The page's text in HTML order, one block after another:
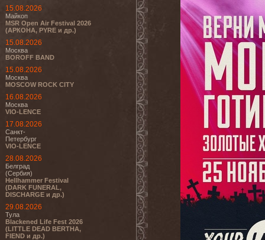
15.08.2026
Майкоп
MSR Open Air Festival 2026
(АРКОНА, PYRE и др.)
15.08.2026
Москва
BOROFF BAND
15.08.2026
Москва
MOSCOW ROCK CITY
16.08.2026
Москва
VIO-LENCE
17.08.2026
Санкт-
Петербург
VIO-LENCE
28.08.2026
Белград
(Сербия)
Hellhammer Festival
(DARK FUNERAL,
DISCHARGE и др.)
29.08.2026
Тула
Blackened Life Fest 2026
(LITTLE DEAD BERTHA,
FIEND и др.)